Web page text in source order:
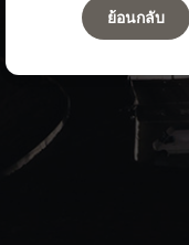
ย้อนกลับ